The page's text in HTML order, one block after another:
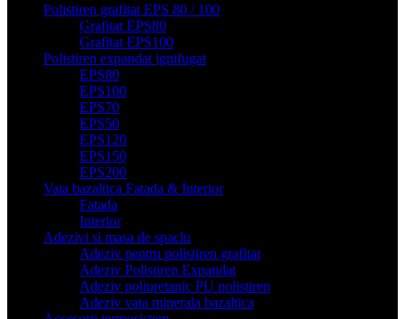
Polistiren grafitat EPS 80 / 100
Grafitat EPS80
Grafitat EPS100
Polistiren expandat ignifugat
EPS80
EPS100
EPS70
EPS50
EPS120
EPS150
EPS200
Vata bazaltica Fatada & Interior
Fatada
Interior
Adezivi si masa de spaclu
Adeziv pentru polistiren grafitat
Adeziv Polistiren Expandat
Adeziv poliuretanic PU polistiren
Adeziv vata minerala bazaltica